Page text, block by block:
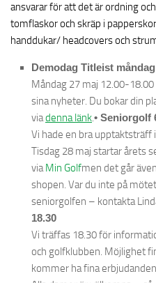
ansvarar för att det är ordning
tomflaskor och skräp i
handdukar/ headcovers och
Demodag Titleist
Måndag 27 maj 12.00-
sina nyheter. Du bokar din
viadenna länk.• Seniorgolf
Vi hade en bra upptaktsträff
Tisdag 28 maj startar årets
viaMin Golfmen det går
shopen. Var du inte på
seniorgolfen – kontakta
18.30
Vi träffas 18.30 för
och golfklubben. Möjlighet
kommer ha fina